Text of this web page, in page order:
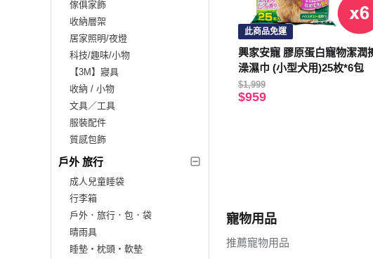
傢俱家飾
收納層架
居家照明/夜燈
科技/趣味/小物
【3M】寢具
收納 / 小物
文具／工具
服裝配件
質感包飾
戶外 旅行
成人兒童睡袋
行李箱
戶外．旅行．包．袋
晴雨具
睡墊‧枕頭‧軟墊
此商品免運
興家安寵 膠原蛋白寵物潔潤
澡濕巾 (小型犬用)25枚*6包
$1,999
$959
寵物用品
推薦寵物用品